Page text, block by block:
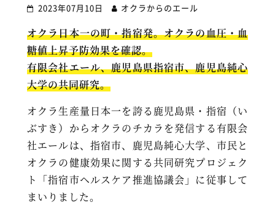
2023年07月10日 オクラからのエール
オクラ日本一の町・指宿発。オクラの血圧・血
糖値上昇予防効果を確認。
有限会社エール、鹿児島県指宿市、鹿児島純心
大学の共同研究。
オクラ生産量日本一を誇る鹿児島県・指宿（い
ぶすき）からオクラのチカラを発信する有限会
社エールは、指宿市、鹿児島純心大学、市民と
オクラの健康効果に関する共同研究プロジェク
ト「指宿市ヘルスケア推進協議会」に従事して
まいりました。